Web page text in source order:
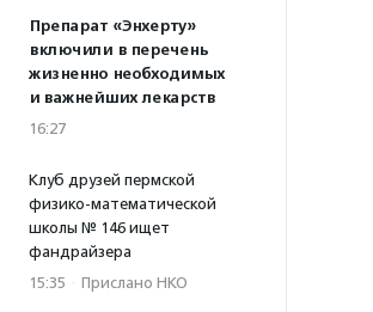
Препарат «Энхерту»
включили в перечень
жизненно необходимых
и важнейших лекарств
16:27
Клуб друзей пермской
физико-математической
школы № 146 ищет
фандрайзера
15:35 · Прислано НКО